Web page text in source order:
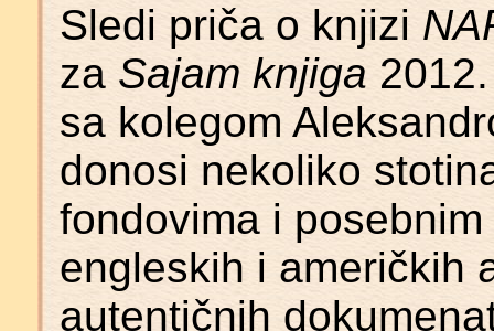
Sledi priča o knjizi
za Sajam knjiga
sa kolegom
donosi nekoliko
fondovima i
engleskih i američkih
autentičnih